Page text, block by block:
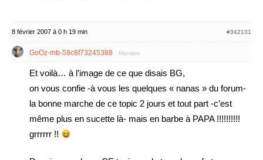
8 février 2007 à 0 h 19 min #342131
GoOz-mb-58c8f73245388 Membre
Et voilà… à l’image de ce que disais BG,
on vous confie -à vous les quelques « nanas » du forum-
la bonne marche de ce topic 2 jours et tout part -c’est
même plus en sucette là- mais en barbe à PAPA !!!!!!!!!!
grrrrrr !!